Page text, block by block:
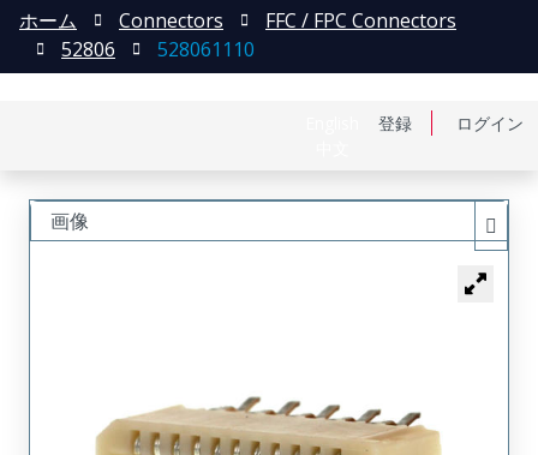
登録 ログイン
ホーム Connectors
FFC / FPC Connectors
52806
528061110
画像